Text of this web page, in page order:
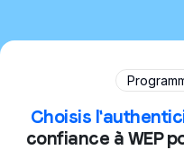
Choisis
confiance à WEP